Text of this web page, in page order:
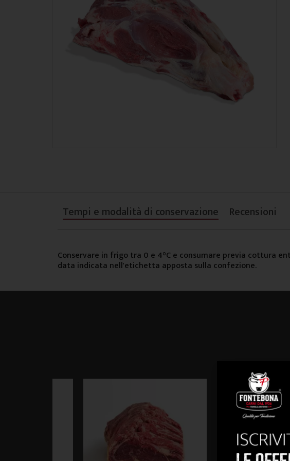
Tempi e modalità di conservazione Recensioni
Conservare in frigo tra 0 e 4°C e consumare previa cottura
data indicata nell'etichetta apposta sulla confezione.